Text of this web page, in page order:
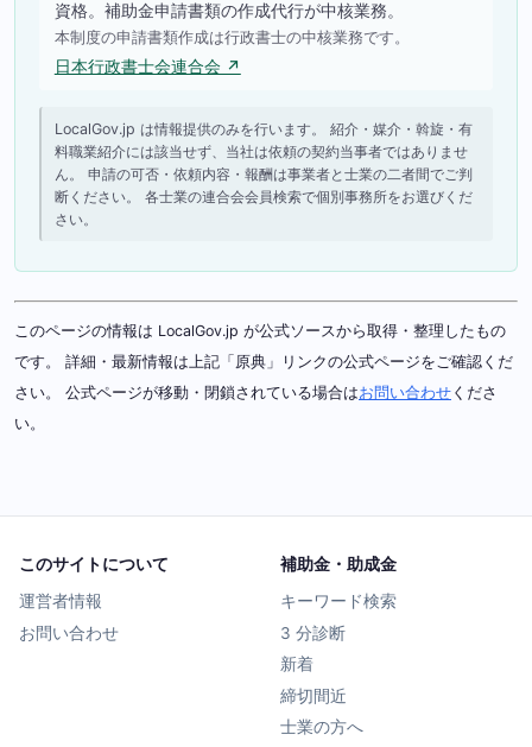
資格。補助金申請書類の作成代行が中核業務。
本制度の申請書類作成は行政書士の中核業務です。
日本行政書士会連合会 ↗
LocalGov.jp は情報提供のみを行います。 紹介・媒介・斡旋・有
料職業紹介には該当せず、当社は依頼の契約当事者ではありませ
ん。 申請の可否・依頼内容・報酬は事業者と士業の二者間でご判
断ください。 各士業の連合会会員検索で個別事務所をお選びくだ
さい。
このページの情報は LocalGov.jp が公式ソースから取得・整理したもの
です。 詳細・最新情報は上記「原典」リンクの公式ページをご確認くだ
さい。 公式ページが移動・閉鎖されている場合はお問い合わせ くださ
い。
このサイトについて
運営者情報
お問い合わせ
補助金・助成金
キーワード検索
3 分診断
新着
締切間近
士業の方へ